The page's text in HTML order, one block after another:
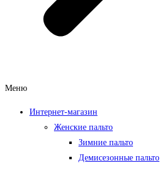
Меню
Интернет-магазин
Женские пальто
Зимние пальто
Демисезонные пальто